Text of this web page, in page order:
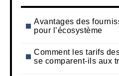
Avantages des
pour l’écosystème
Comment les tarifs
se comparent-ils aux